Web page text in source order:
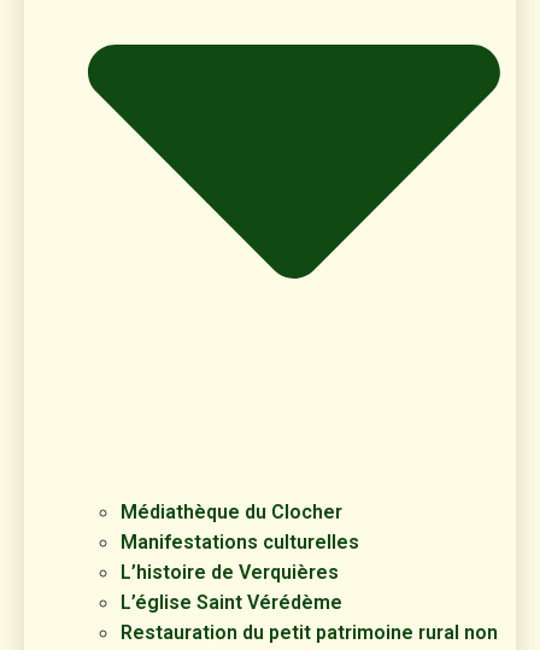
Médiathèque du Clocher
Manifestations culturelles
L’histoire de Verquières
L’église Saint Vérédème
Restauration du petit patrimoine rural non